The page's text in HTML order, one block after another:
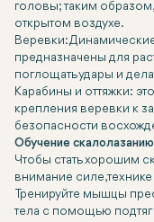
головы; таким
открытом воздухе.
Веревки:
предназначены для
поглощать удары и
Карабины и оттяжки:
крепления веревки к
безопасности
Обучение скалолазанию
Чтобы стать хорошим
внимание силе,
Тренируйте мышцы
тела с помощью